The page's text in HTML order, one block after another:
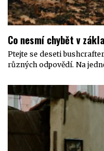
Co nesmí chybět v
Ptejte se deseti
různých odpovědí. Na